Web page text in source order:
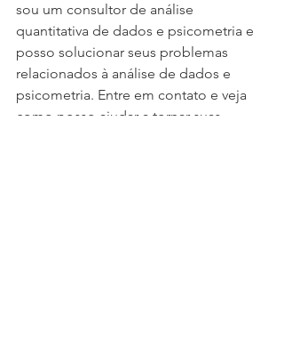
sou um consultor de análise
quantitativa de dados e psicometria e
posso solucionar seus problemas
relacionados à análise de dados e
psicometria. Entre em contato e veja
como posso ajudar a tornar suas